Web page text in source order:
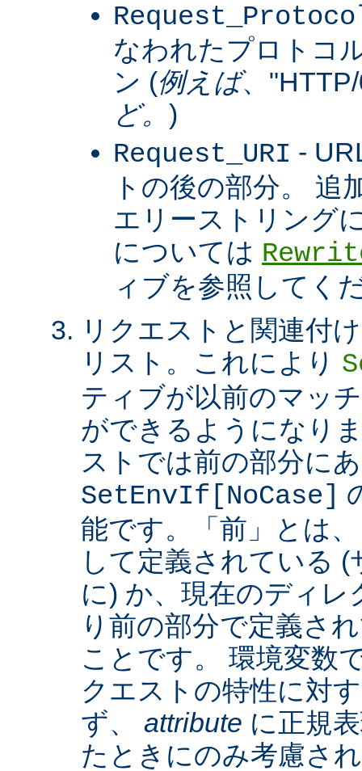
なわれたプロトコ
ン (例えば、
ど。 )
Request_URI -
トの後の部分。 追
エリーストリング
については
ィブを参照してく
リクエストと関連付
リスト。これにより
ティブが以前のマッ
ができるようになり
ストでは前の部分に
SetEnvIf[NoCase]
能です。「前」とは
して定義されている
に) か、現在のディ
り前の部分で定義さ
ことです。 環境変数
クエストの特性に対
ず、 attribute に正規
たときにのみ考慮さ